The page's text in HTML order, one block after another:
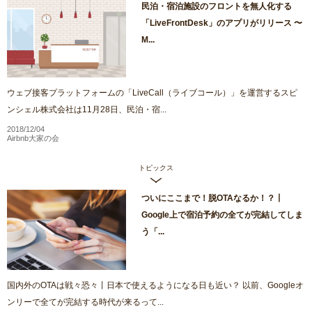
民泊・宿泊施設のフロントを無人化する
「LiveFrontDesk」のアプリがリリース 〜
M...
ウェブ接客プラットフォームの「LiveCall（ライブコール）」を運営するスピ
ンシェル株式会社は11月28日、民泊・宿...
2018/12/04
Airbnb大家の会
トピックス
ついにここまで！脱OTAなるか！？丨
Google上で宿泊予約の全てが完結してしま
う「...
国内外のOTAは戦々恐々丨日本で使えるようになる日も近い？ 以前、Googleオ
ンリーで全てが完結する時代が来るって...